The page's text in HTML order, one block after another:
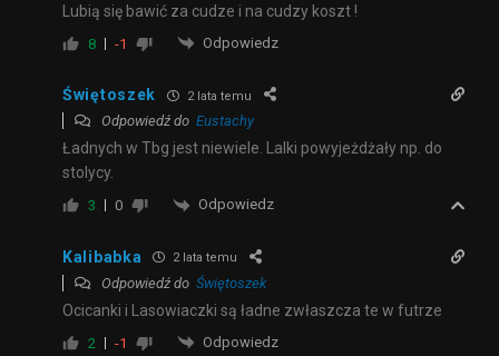
Lubią się bawić za cudze i na cudzy koszt !
8 -1 Odpowiedz
Świętoszek 2 lata temu
Odpowiedź do Eustachy
Ładnych w Tbg jest niewiele. Lalki powyjeżdżały np. do
stolycy.
3 0 Odpowiedz
Kalibabka 2 lata temu
Odpowiedź do Świętoszek
Ocicanki i Lasowiaczki są ładne zwłaszcza te w futrze
2 -1 Odpowiedz